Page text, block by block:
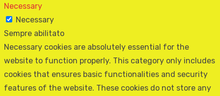
Necessary
Necessary
Sempre abilitato
Necessary cookies are absolutely essential for the
website to function properly. This category only includes
cookies that ensures basic functionalities and security
features of the website. These cookies do not store any